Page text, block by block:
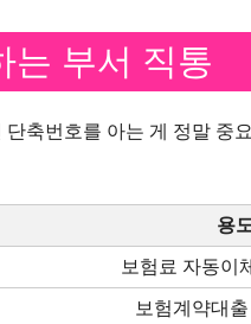
는 부서 직통
축번호를 아는 게 정말 중
용
보험료 자동이
보험계약대